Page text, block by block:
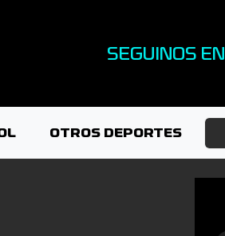
SEGUINOS EN
OTROS DEPORTES